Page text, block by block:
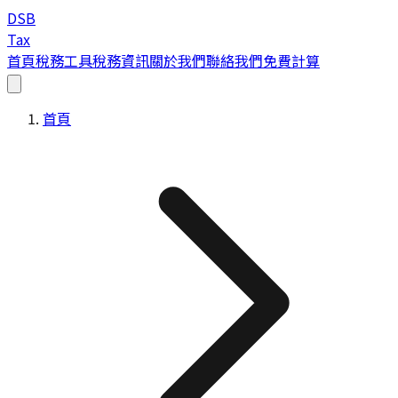
DSB
Tax
首頁稅務工具稅務資訊關於我們聯絡我們免費計算
首頁